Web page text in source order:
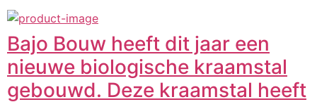
Bajo Bouw heeft dit jaar een
nieuwe biologische kraamstal
gebouwd. Deze kraamstal heeft